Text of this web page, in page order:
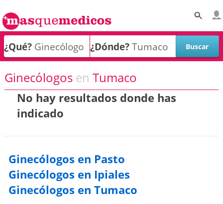
¿Qué? ¿Dónde?
Ginecólogos en Tumaco
No hay resultados donde has
indicado
Ginecólogos en Pasto
Ginecólogos en Ipiales
Ginecólogos en Tumaco